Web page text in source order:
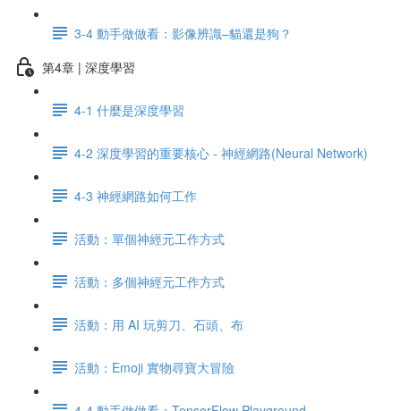
3-4 動手做做看：影像辨識–貓還是狗？
第4章 | 深度學習
4-1 什麼是深度學習
4-2 深度學習的重要核心 - 神經網路(Neural Network)
4-3 神經網路如何工作
活動：單個神經元工作方式
活動：多個神經元工作方式
活動：用 AI 玩剪刀、石頭、布
活動：Emoji 實物尋寶大冒險